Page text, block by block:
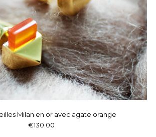
Milan en or avec agate orange
€130.00